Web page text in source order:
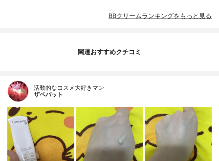
BBクリームランキングをもっと見る
関連おすすめクチコミ
活動的なコスメ大好きマン
ザベバット